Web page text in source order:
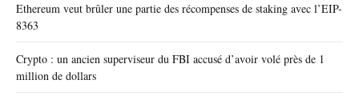
Ethereum veut brûler une partie des récompenses de staking avec l’EIP-
8363
Crypto : un ancien superviseur du FBI accusé d’avoir volé près de 1
million de dollars